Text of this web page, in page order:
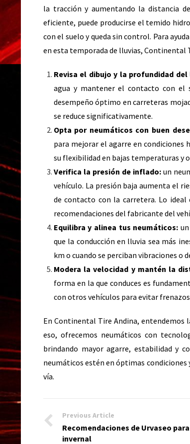
la tracción y aumentando la distancia
eficiente, puede producirse el temido
con el suelo y queda sin control. Para
en esta temporada de lluvias, Continental
Revisa el dibujo y la profundidad del
agua y mantener el contacto con el
desempeño óptimo en carreteras
se reduce significativamente.
Opta por neumáticos con buen
para mejorar el agarre en condiciones
su flexibilidad en bajas temperaturas y
Verifica la presión de inflado:un
vehículo. La presión baja aumenta el
de contacto con la carretera. Lo
recomendaciones del fabricante del
Equilibra y alinea tus neumáticos:
que la conducción en lluvia sea más
km o cuando se perciban vibraciones o
Modera la velocidad y mantén la
forma en la que conduces es
con otros vehículos para evitar
En Continental Tire Andina, entendemos
eso, ofrecemos neumáticos con
brindando mayor agarre, estabilidad y
neumáticos estén en óptimas condiciones
vía.
Previous Article
Recomendaciones de Urvaseo
invernal